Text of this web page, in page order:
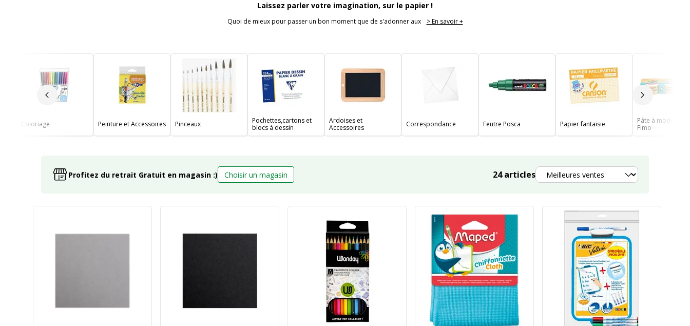
Laissez parler votre imagination, sur le papier !
Quoi de mieux pour passer un bon moment que de s'adonner aux > En savoir +
Slide précédent Slide
Coloriage Peinture et Accessoires Pinceaux
Pochettes,cartons et
blocs à dessin
Ardoises et
Accessoires
Correspondance Feutre Posca Papier fantaisie
Pâte à modeler
Fimo
Profitez du retrait Gratuit en magasin :) Choisir un magasin 24 articlesTrier